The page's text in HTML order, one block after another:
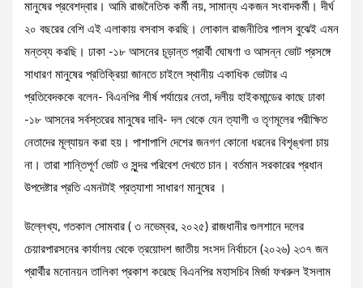
মানুষের প্রবেশদ্বার। আমি রাজনৈতিক কর্মী নয়, সামান্য একজন সংবাদকর্মী। দীর্ঘ
২০ বছরের বেশি এই এলাকায় বসবাস করছি। লোকাল রাজনীতির পালস বুঝেই এমন
মন্তব্য করছি। ঢাকা -১৮ আসনের চূড়ান্ত প্রার্থী ঘোষণা ও আসন্ন ভোট প্রসঙ্গে
সাধারণ মানুষের প্রতিক্রিয়া জানতে চাইলে স্থানীয় একাধিক ভোটার এ
প্রতিবেদককে বলেন- বিএনপির শীর্ষ পর্যায়ের নেতা, দলীয় হাইকমান্ডের কাছে ঢাকা
-১৮ আসনের সর্বস্তরের মানুষের দাবি- দল থেকে যেন ত্যাগী ও তৃণমূলের পরীক্ষিত
নেতাদের মূল্যায়ন করা হয়। পাশাপাশি দেশের জনগণ কোনো ধরনের বিশৃঙ্খলা চায়
না। তারা শান্তিপূর্ণ ভোট ও সুন্দর পরিবেশ দেখতে চান। বর্তমান সরকারের প্রধান
উপদেষ্টার প্রতি এমনটাই প্রত্যাশা সাধারণ মানুষের ।
উল্লেখ্য, গতকাল সোমবার ( ৩ নভেম্বর, ২০২৫) রাজধানীর গুলশানে দলের
চেয়ারপারসনের কার্যালয় থেকে ত্রয়োদশ জাতীয় সংসদ নির্বাচনে (২০২৬) ২৩৭ জন
প্রার্থীর মনোনয়ন তালিকা প্রকাশ করেছে বিএনপির মহাসচিব মির্জা ফখরুল ইসলাম